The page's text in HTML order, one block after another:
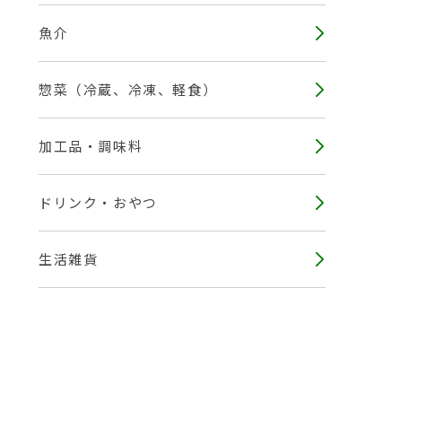
魚介
惣菜（冷蔵、冷凍、軽食）
加工品・調味料
ドリンク・おやつ
生活雑貨